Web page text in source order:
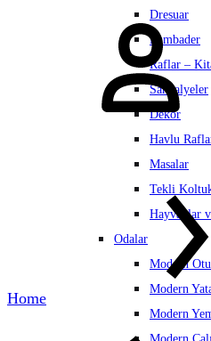
Dresuar
Lambader
Raflar –
Sandalyeler
Dekor
Havlu
Masalar
Tekli
Hayvanlar
Odalar
Modern
Modern
Modern
Home